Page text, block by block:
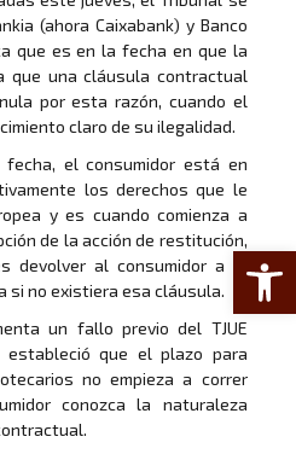
Abrir
(ahora Caixabank) y Banco
que es en la fecha en que la
que una cláusula contractual
por esta razón, cuando el
claro de su ilegalidad.
el consumidor está en
los derechos que le
y es cuando comienza a
de la acción de restitución,
devolver al consumidor a la
si no existiera esa cláusula.
un fallo previo del TJUE
estableció que el plazo para
no empieza a correr
conozca la naturaleza